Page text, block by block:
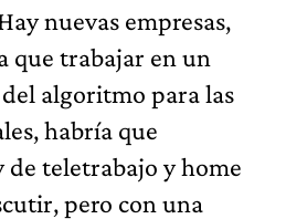
nuevas empresas,
que trabajar en un
algoritmo para las
habría que
de teletrabajo y home
pero con una